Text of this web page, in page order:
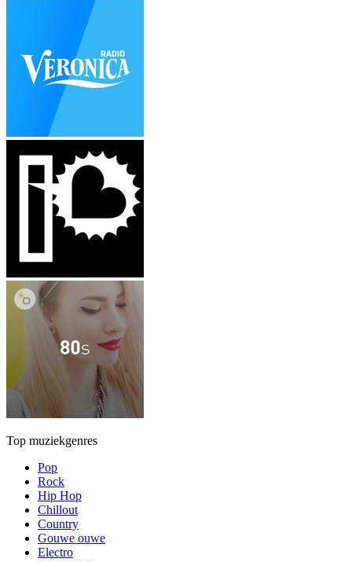
Top muziekgenres
Pop
Rock
Hip Hop
Chillout
Country
Gouwe ouwe
Electro